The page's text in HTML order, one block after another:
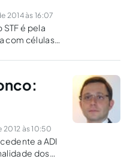
2014 às 16:07
é pela
com células
às 10:50
a ADI
dos